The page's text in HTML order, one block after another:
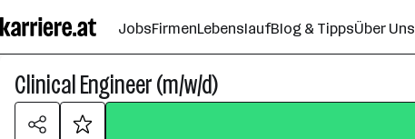
Seiteninhalt
springen
JobsFirmenLebenslaufBlog & TippsÜber Uns
Clinical Engineer (m/w/d)